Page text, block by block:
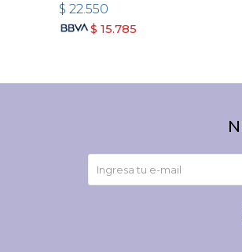
$ 22.550
$ 15.785